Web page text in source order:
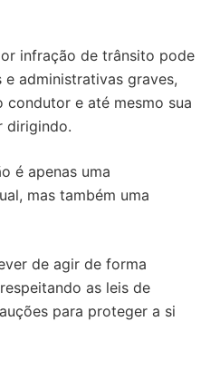
infração de trânsito pode
administrativas graves,
e até mesmo sua
dirigindo.
é apenas uma
mas também uma
de agir de forma
as leis de
para proteger a si